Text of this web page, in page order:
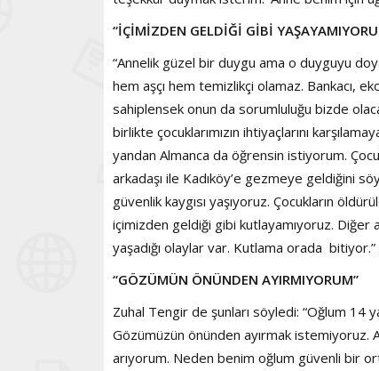
“İÇİMİZDEN GELDİĞİ GİBİ
“Annelik güzel bir duygu ama o duyguyu
hem aşçı hem temizlikçi olamaz. Bankacı,
sahiplensek onun da sorumluluğu bizde
birlikte çocuklarımızın ihtiyaçlarını
yandan Almanca da öğrensin istiyorum.
arkadaşı ile Kadıköy’e gezmeye geldiğini
güvenlik kaygısı yaşıyoruz. Çocukların
içimizden geldiği gibi kutlayamıyoruz. Diğer
yaşadığı olaylar var. Kutlama orada bitiyor.”
“GÖZÜMÜN ÖNÜNDEN AYIRMIYORUM”
Zuhal Tengir de şunları söyledi: “Oğlum 14
Gözümüzün önünden ayırmak istemiyoruz.
arıyorum. Neden benim oğlum güvenli bir